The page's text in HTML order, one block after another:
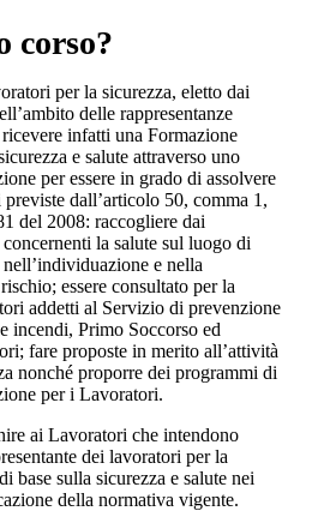
corso?
per la sicurezza, eletto dai
delle rappresentanze
infatti una Formazione
e salute attraverso uno
per essere in grado di assolvere
dall’articolo 50, comma 1,
del 2008: raccogliere dai
la salute sul luogo di
e nella
essere consultato per la
addetti al Servizio di prevenzione
incendi, Primo Soccorso ed
fare proposte in merito all’attività
nonché proporre dei programmi di
per i Lavoratori.
ai Lavoratori che intendono
dei lavoratori per la
base sulla sicurezza e salute nei
della normativa vigente.